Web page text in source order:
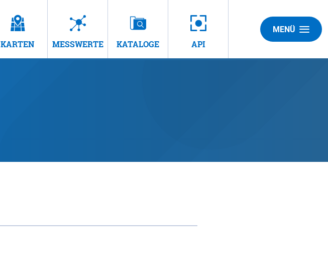
KARTEN MESSWERTE KATALOGE API
MENÜ